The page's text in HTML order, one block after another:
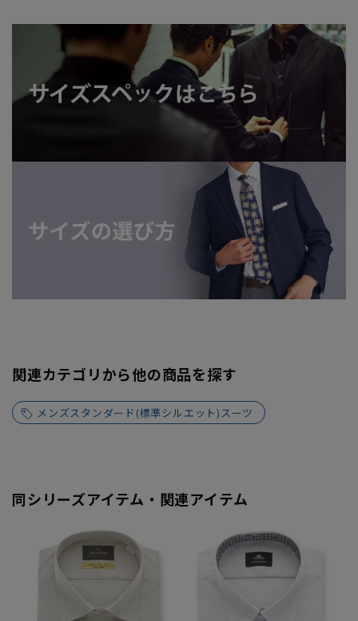
関連カテゴリから他の商品を探す
メンズスタンダード(標準シルエット)スーツ
同シリーズアイテム・関連アイテム